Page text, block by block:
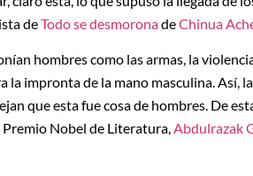
deTodo se desmoronadeChinua
hombres como las armas, la
la impronta de la mano masculina. Así,
que esta fue cosa de hombres. De
Premio Nobel de Literatura,Abdulrazak